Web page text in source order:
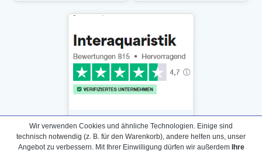
Wir verwenden Cookies und ähnliche Technologien. Einige sind
technisch notwendig (z. B. für den Warenkorb), andere helfen uns, unser
Angebot zu verbessern. Mit Ihrer Einwilligung dürfen wir außerdem Ihre